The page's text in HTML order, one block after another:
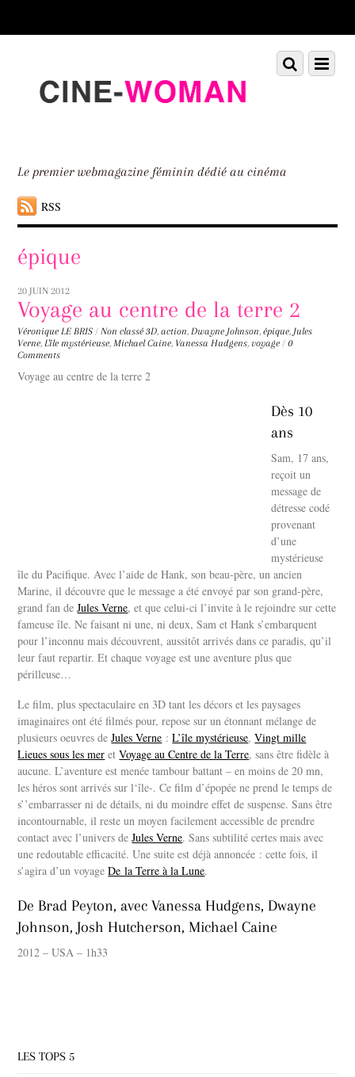
down
Le premier webmagazine féminin dédié au cinéma
RSS
Menu
Scroll
down
épique
20 JUIN 2012
Voyage au centre de la terre 2
Véronique LE BRIS / Non classé 3D,action,Dwayne Johnson,épique, Jules
Verne,L'île mystérieuse,Michael Caine, Vanessa Hudgens,voyage / 0
Comments
Voyage au centre de la terre 2
Dès 10
ans
Sam, 17 ans,
reçoit un
message de
détresse codé
provenant
d’une
mystérieuse
île du Pacifique. Avec l’aide de Hank, son beau-père, un ancien
Marine, il découvre que le message a été envoyé par son grand-père,
grand fan deJules Verne, et que celui-ci l’invite à le rejoindre sur cette
fameuse île. Ne faisant ni une, ni deux, Sam et Hank s’embarquent
pour l’inconnu mais découvrent, aussitôt arrivés dans ce paradis, qu’il
leur faut repartir. Et chaque voyage est une aventure plus que
périlleuse…
Le film, plus spectaculaire en 3D tant les décors et les paysages
imaginaires ont été filmés pour, repose sur un étonnant mélange de
plusieurs oeuvres deJules Verne :L’île mystérieuse,Vingt mille
Lieues sous les mer etVoyage au Centre de la Terre, sans être fidèle à
aucune. L’aventure est menée tambour battant – en moins de 20 mn,
les héros sont arrivés sur l‘île-. Ce film d’épopée ne prend le temps de
s’’embarrasser ni de détails, ni du moindre effet de suspense. Sans être
incontournable, il reste un moyen facilement accessible de prendre
contact avec l’univers deJules Verne. Sans subtilité certes mais avec
une redoutable efficacité. Une suite est déjà annoncée : cette fois, il
s’agira d’un voyageDe la Terre à la Lune.
De Brad Peyton, avec Vanessa Hudgens, Dwayne
Johnson, Josh Hutcherson, Michael Caine
2012 – USA – 1h33
LES TOPS 5